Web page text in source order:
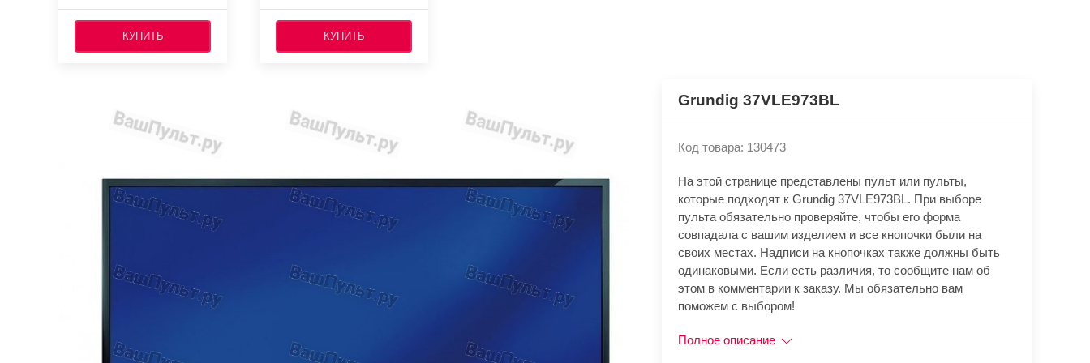
КУПИТЬ КУПИТЬ
Grundig 37VLE973BL
Код товара: 130473
На этой странице представлены пульт или пульты,
которые подходят к Grundig 37VLE973BL. При выборе
пульта обязательно проверяйте, чтобы его форма
совпадала с вашим изделием и все кнопочки были на
своих местах. Надписи на кнопочках также должны быть
одинаковыми. Если есть различия, то сообщите нам об
этом в комментарии к заказу. Мы обязательно вам
поможем с выбором!
Полное описание